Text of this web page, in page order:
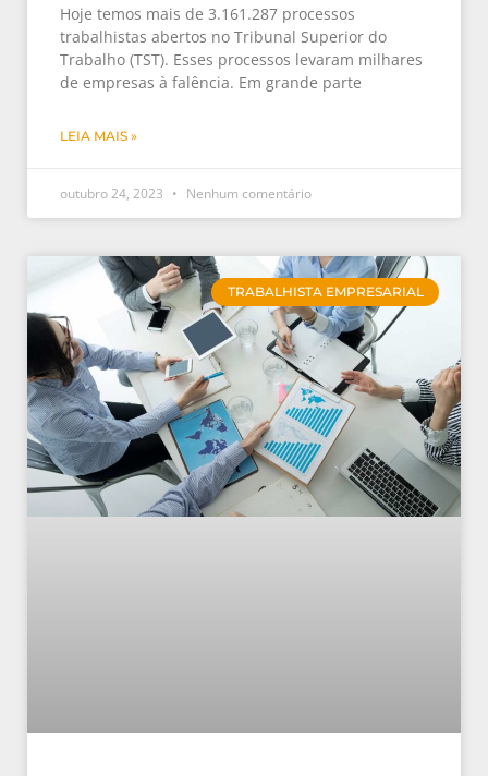
Hoje temos mais de 3.161.287 processos
trabalhistas abertos no Tribunal Superior do
Trabalho (TST). Esses processos levaram milhares
de empresas à falência. Em grande parte
LEIA MAIS »
outubro 24, 2023 Nenhum comentário
TRABALHISTA EMPRESARIAL